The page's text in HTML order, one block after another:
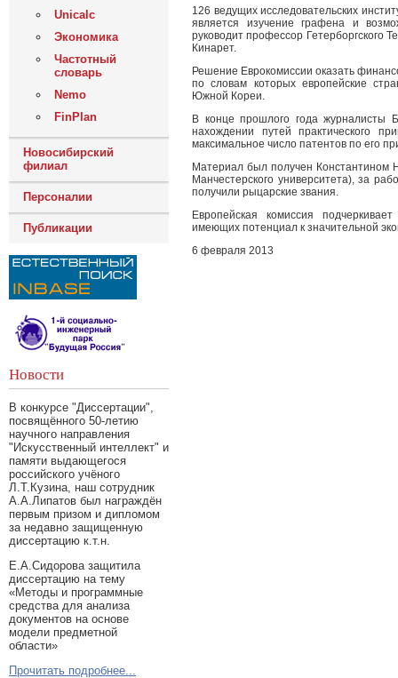
Unicalc
Экономика
Частотный
словарь
Nemo
FinPlan
Новосибирский
филиал
Персоналии
Публикации
Новости
В конкурсе "Диссертации",
посвящённого 50-летию
научного направления
"Искусственный интеллект" и
памяти выдающегося
российского учёного
Л.Т.Кузина, наш сотрудник
А.А.Липатов был награждён
первым призом и дипломом
за недавно защищенную
диссертацию к.т.н.
Е.А.Сидорова защитила
диссертацию на тему
«Методы и программные
средства для анализа
документов на основе
модели предметной
области»
Прочитать подробнее...
126 ведущих исследовательских
является изучение графена и
руководит профессор Гетерборгского
Кинарет.
Решение Еврокомиссии оказать
по словам которых европейские
Южной Кореи.
В конце прошлого года журналисты
нахождении путей практического
максимальное число патентов по его
Материал был получен Константином
Манчестерского университета), за
получили рыцарские звания.
Европейская комиссия
имеющих потенциал к значительной
6 февраля 2013